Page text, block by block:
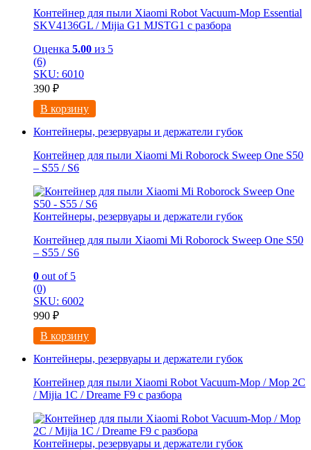
Контейнер для пыли Xiaomi Robot Vacuum-Mop Essential
SKV4136GL / Mijia G1 MJSTG1 с разбора
Оценка 5.00 из 5
(6)
SKU: 6010
390 ₽
В корзину
Контейнеры, резервуары и держатели губок
Контейнер для пыли Xiaomi Mi Roborock Sweep One S50
– S55 / S6
Контейнеры, резервуары и держатели губок
Контейнер для пыли Xiaomi Mi Roborock Sweep One S50
– S55 / S6
0 out of 5
(0)
SKU: 6002
990 ₽
В корзину
Контейнеры, резервуары и держатели губок
Контейнер для пыли Xiaomi Robot Vacuum-Mop / Mop 2C
/ Mijia 1C / Dreame F9 с разбора
Контейнеры, резервуары и держатели губок